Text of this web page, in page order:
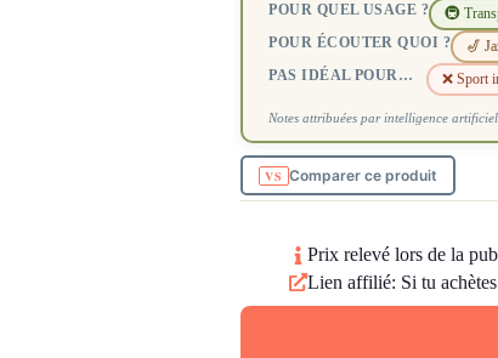
POUR QUEL USAGE ? 🚇
POUR ÉCOUTER QUOI ? 🎷
PAS IDÉAL POUR… ❌ Sport
Notes attribuées par intelligence
Comparer ce produit
Prix relevé lors de la
Lien affilié: Si tu